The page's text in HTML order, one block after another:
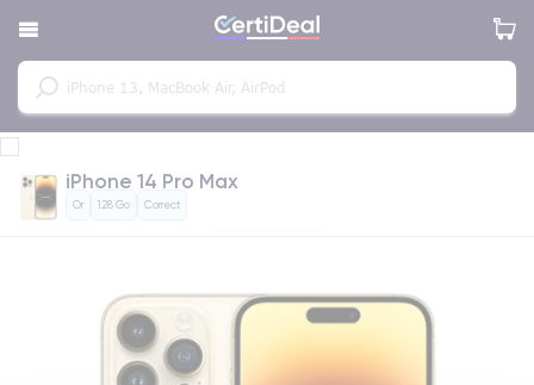
iPhone 14 Pro Max
Or 128 Go Correct